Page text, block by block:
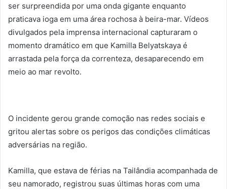
ser surpreendida por uma onda gigante enquanto
praticava ioga em uma área rochosa à beira-mar. Vídeos
divulgados pela imprensa internacional capturaram o
momento dramático em que Kamilla Belyatskaya é
arrastada pela força da correnteza, desaparecendo em
meio ao mar revolto.
O incidente gerou grande comoção nas redes sociais e
gritou alertas sobre os perigos das condições climáticas
adversárias na região.
Kamilla, que estava de férias na Tailândia acompanhada de
seu namorado, registrou suas últimas horas com uma